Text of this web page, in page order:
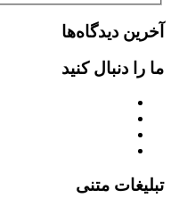
آخرین دیدگاه‌ها
ما را دنبال کنید
تبلیغات متنی